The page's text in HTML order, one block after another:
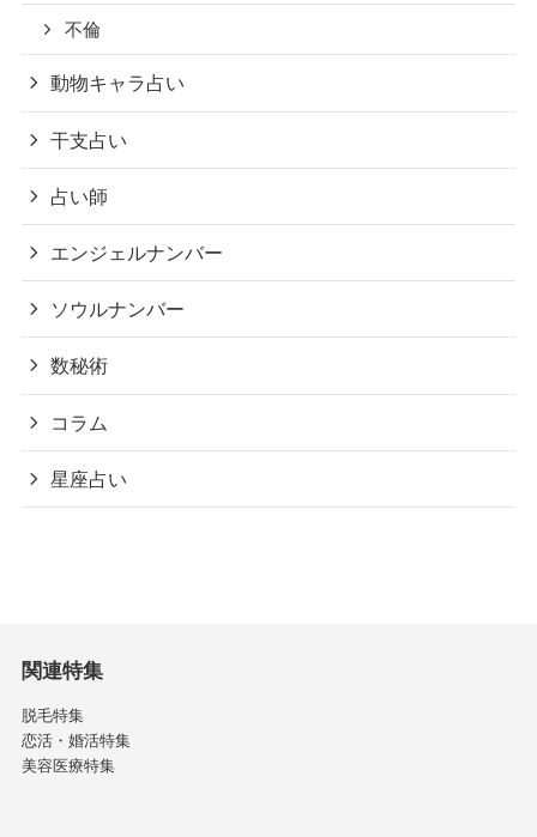
不倫
動物キャラ占い
干支占い
占い師
エンジェルナンバー
ソウルナンバー
数秘術
コラム
星座占い
関連特集
脱毛特集
恋活・婚活特集
美容医療特集